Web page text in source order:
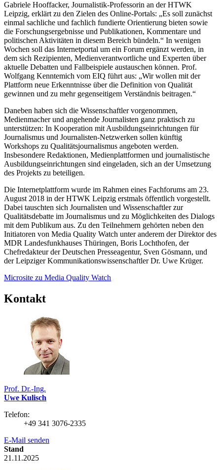
Gabriele Hooffacker, Journalistik-Professorin an der HTWK
Leipzig, erklärt zu den Zielen des Online-Portals: „Es soll zunächst
einmal sachliche und fachlich fundierte Orientierung bieten sowie
die Forschungsergebnisse und Publikationen, Kommentare und
politischen Aktivitäten in diesem Bereich bündeln.“ In wenigen
Wochen soll das Internetportal um ein Forum ergänzt werden, in
dem sich Rezipienten, Medienverantwortliche und Experten über
aktuelle Debatten und Fallbeispiele austauschen können. Prof.
Wolfgang Kenntemich vom EIQ führt aus: „Wir wollen mit der
Plattform neue Erkenntnisse über die Definition von Qualität
gewinnen und zu mehr gegenseitigem Verständnis beitragen.“
Daneben haben sich die Wissenschaftler vorgenommen,
Medienmacher und angehende Journalisten ganz praktisch zu
unterstützen: In Kooperation mit Ausbildungseinrichtungen für
Journalismus und Journalisten-Netzwerken sollen künftig
Workshops zu Qualitätsjournalismus angeboten werden.
Insbesondere Redaktionen, Medienplattformen und journalistische
Ausbildungseinrichtungen sind eingeladen, sich an der Umsetzung
des Projekts zu beteiligen.
Die Internetplattform wurde im Rahmen eines Fachforums am 23.
August 2018 in der HTWK Leipzig erstmals öffentlich vorgestellt.
Dabei tauschten sich Journalisten und Wissenschaftler zur
Qualitätsdebatte im Journalismus und zu Möglichkeiten des Dialogs
mit dem Publikum aus. Zu den Teilnehmern gehörten neben den
Initiatoren von Media Quality Watch unter anderem der Direktor des
MDR Landesfunkhauses Thüringen, Boris Lochthofen, der
Chefredakteur der Deutschen Presseagentur, Sven Gösmann, und
der Leipziger Kommunikationswissenschaftler Dr. Uwe Krüger.
Microsite zu Media Quality Watch
Kontakt
Prof. Dr.-Ing.
Uwe Kulisch
Telefon:
+49 341 3076-2335
E-Mail senden
Stand
21.11.2025